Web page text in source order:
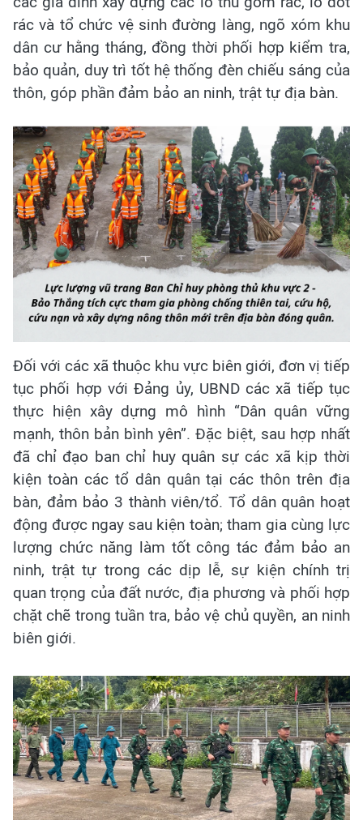
rác và tổ chức vệ sinh đường làng, ngõ xóm khu
dân cư hằng tháng, đồng thời phối hợp kiểm tra,
bảo quản, duy trì tốt hệ thống đèn chiếu sáng của
thôn, góp phần đảm bảo an ninh, trật tự địa bàn.
Đối với các xã thuộc khu vực biên giới, đơn vị tiếp
tục phối hợp với Đảng ủy, UBND các xã tiếp tục
thực hiện xây dựng mô hình “Dân quân vững
mạnh, thôn bản bình yên”. Đặc biệt, sau hợp nhất
đã chỉ đạo ban chỉ huy quân sự các xã kịp thời
kiện toàn các tổ dân quân tại các thôn trên địa
bàn, đảm bảo 3 thành viên/tổ. Tổ dân quân hoạt
động được ngay sau kiện toàn; tham gia cùng lực
lượng chức năng làm tốt công tác đảm bảo an
ninh, trật tự trong các dịp lễ, sự kiện chính trị
quan trọng của đất nước, địa phương và phối hợp
chặt chẽ trong tuần tra, bảo vệ chủ quyền, an ninh
biên giới.